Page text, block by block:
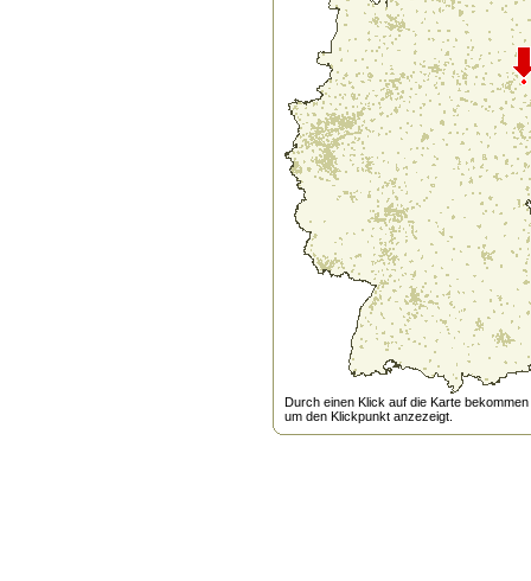
Durch einen Klick auf die Karte
um den Klickpunkt anzezeigt.